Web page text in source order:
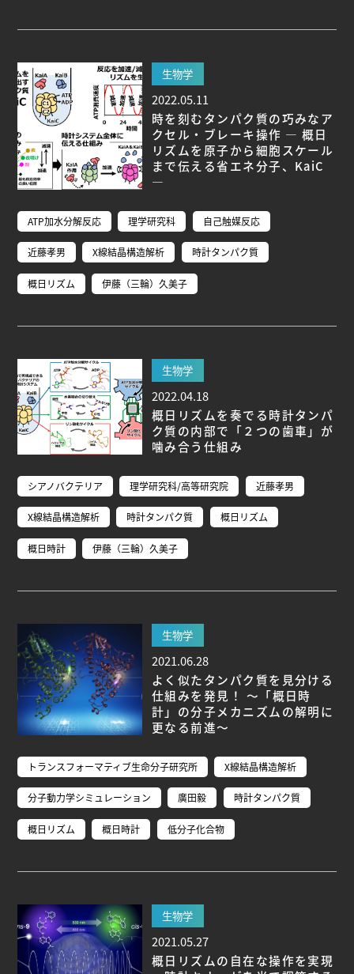
生物学
2022.05.11
時を刻むタンパク質の巧みなア
クセル・ブレーキ操作 ― 概日
リズムを原子から細胞スケール
まで伝える省エネ分子、KaiC
―
ATP加水分解反応 理学研究科 自己触媒反応
近藤孝男 X線結晶構造解析 時計タンパク質
概日リズム 伊藤（三輪）久美子
生物学
2022.04.18
概日リズムを奏でる時計タンパ
ク質の内部で「２つの歯車」が
噛み合う仕組み
シアノバクテリア 理学研究科/高等研究院 近藤孝男
X線結晶構造解析 時計タンパク質 概日リズム
概日時計 伊藤（三輪）久美子
生物学
2021.06.28
よく似たタンパク質を見分ける
仕組みを発見！ ～「概日時
計」の分子メカニズムの解明に
更なる前進～
トランスフォーマティブ生命分子研究所 X線結晶構造解析
分子動力学シミュレーション 廣田毅 時計タンパク質
概日リズム 概日時計 低分子化合物
生物学
2021.05.27
概日リズムの自在な操作を実現